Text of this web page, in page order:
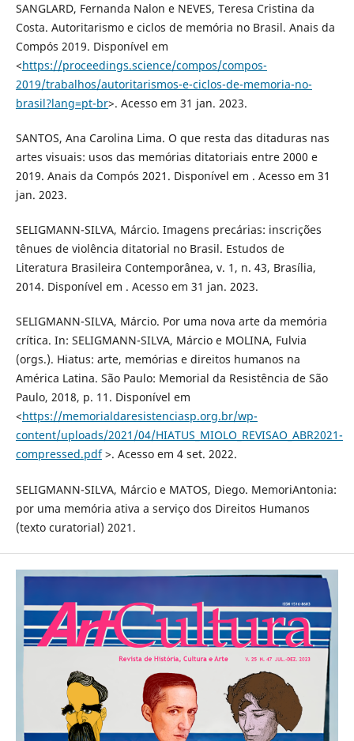
SANGLARD, Fernanda Nalon e NEVES, Teresa Cristina da
Costa. Autoritarismo e ciclos de memória no Brasil. Anais da
Compós 2019. Disponível em
<https://proceedings.science/compos/compos-
2019/trabalhos/autoritarismos-e-ciclos-de-memoria-no-
brasil?lang=pt-br>. Acesso em 31 jan. 2023.
SANTOS, Ana Carolina Lima. O que resta das ditaduras nas
artes visuais: usos das memórias ditatoriais entre 2000 e
2019. Anais da Compós 2021. Disponível em . Acesso em 31
jan. 2023.
SELIGMANN-SILVA, Márcio. Imagens precárias: inscrições
tênues de violência ditatorial no Brasil. Estudos de
Literatura Brasileira Contemporânea, v. 1, n. 43, Brasília,
2014. Disponível em . Acesso em 31 jan. 2023.
SELIGMANN-SILVA, Márcio. Por uma nova arte da memória
crítica. In: SELIGMANN-SILVA, Márcio e MOLINA, Fulvia
(orgs.). Hiatus: arte, memórias e direitos humanos na
América Latina. São Paulo: Memorial da Resistência de São
Paulo, 2018, p. 11. Disponível em
<https://memorialdaresistenciasp.org.br/wp-
content/uploads/2021/04/HIATUS_MIOLO_REVISAO_ABR2021-
compressed.pdf>. Acesso em 4 set. 2022.
SELIGMANN-SILVA, Márcio e MATOS, Diego. MemoriAntonia:
por uma memória ativa a serviço dos Direitos Humanos
(texto curatorial) 2021.